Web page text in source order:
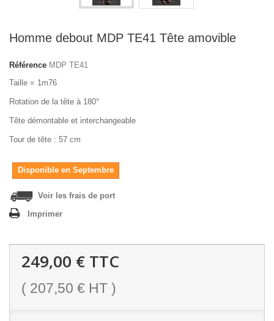
Homme debout MDP TE41 Tête amovible
Référence MDP TE41
Taille = 1m76
Rotation de la tête à 180°
Tête démontable et interchangeable
Tour de tête : 57 cm
Disponible en Septembre
Voir les frais de port
Imprimer
249,00 € TTC
( 207,50 € HT )